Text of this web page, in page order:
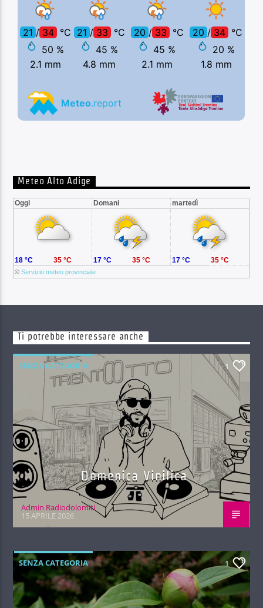
Meteo Alto Adige
Oggi Domani martedì
©Servizio meteo provinciale
18 °C 35 °C 17 °C 35 °C 17 °C 35 °C
Ti potrebbe interessare anche
SENZA CATEGORIA 1
Domenica Vinilica
Admin Radiodolomiti
15 APRILE 2026
SENZA CATEGORIA 1